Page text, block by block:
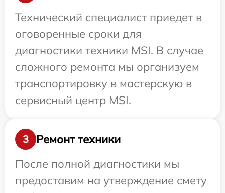
Технический специалист приедет в
оговоренные сроки для
диагностики техники MSI. В случае
сложного ремонта мы организуем
транспортировку в мастерскую в
сервисный центр MSI.
3
Ремонт техники
После полной диагностики мы
предоставим на утверждение смету